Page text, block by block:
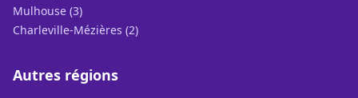
Mulhouse (3)
Charleville-Mézières (2)
Autres régions